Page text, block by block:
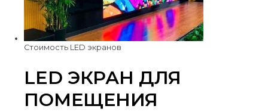
Стоимость LED экранов
LED ЭКРАН ДЛЯ
ПОМЕЩЕНИЯ